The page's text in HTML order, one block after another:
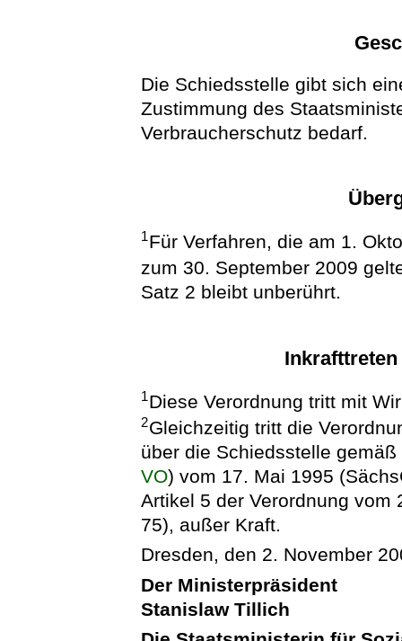
Die Schiedsstelle gibt sich
Zustimmung des
Verbraucherschutz bedarf.
1Für Verfahren, die am 1.
zum 30. September 2009
Satz 2 bleibt unberührt.
1Diese Verordnung tritt mit
2Gleichzeitig tritt die
über die Schiedsstelle
VO) vom 17. Mai 1995
Artikel 5 der Verordnung vom
75), außer Kraft.
Dresden, den 2. November
Der Ministerpräsident
Stanislaw Tillich